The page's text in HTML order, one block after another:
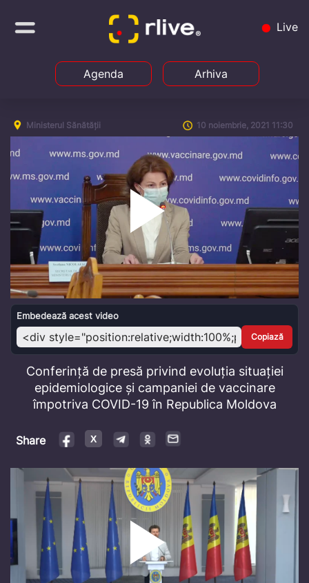
Live
Agenda Arhiva
Ministerul Sănătății 10 noiembrie, 2021 11:30
Play
Video
Embedează acest video
Copiază
Conferință de presă privind evoluția situației
epidemiologice și campaniei de vaccinare
împotriva COVID-19 în Republica Moldova
Share